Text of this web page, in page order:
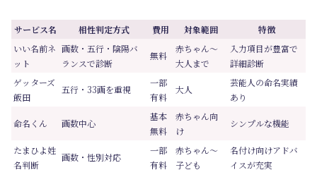
サービス名 相性判定方式 費用 対象範囲
特徴
いい名前ネ
ット
画数・五行・陰陽バ
ランスで診断
無料
赤ちゃん～
大人まで
入力項目が豊富で
詳細診断
ゲッターズ
飯田
五行・33画を重視
一部
有料
大人
芸能人の命名実績
あり
命名くん 画数中心
基本
無料
赤ちゃん向
け
シンプルな機能
たまひよ姓
名判断
画数・性別対応
一部
有料
赤ちゃん～
子ども
名付け向けアドバ
イスが充実